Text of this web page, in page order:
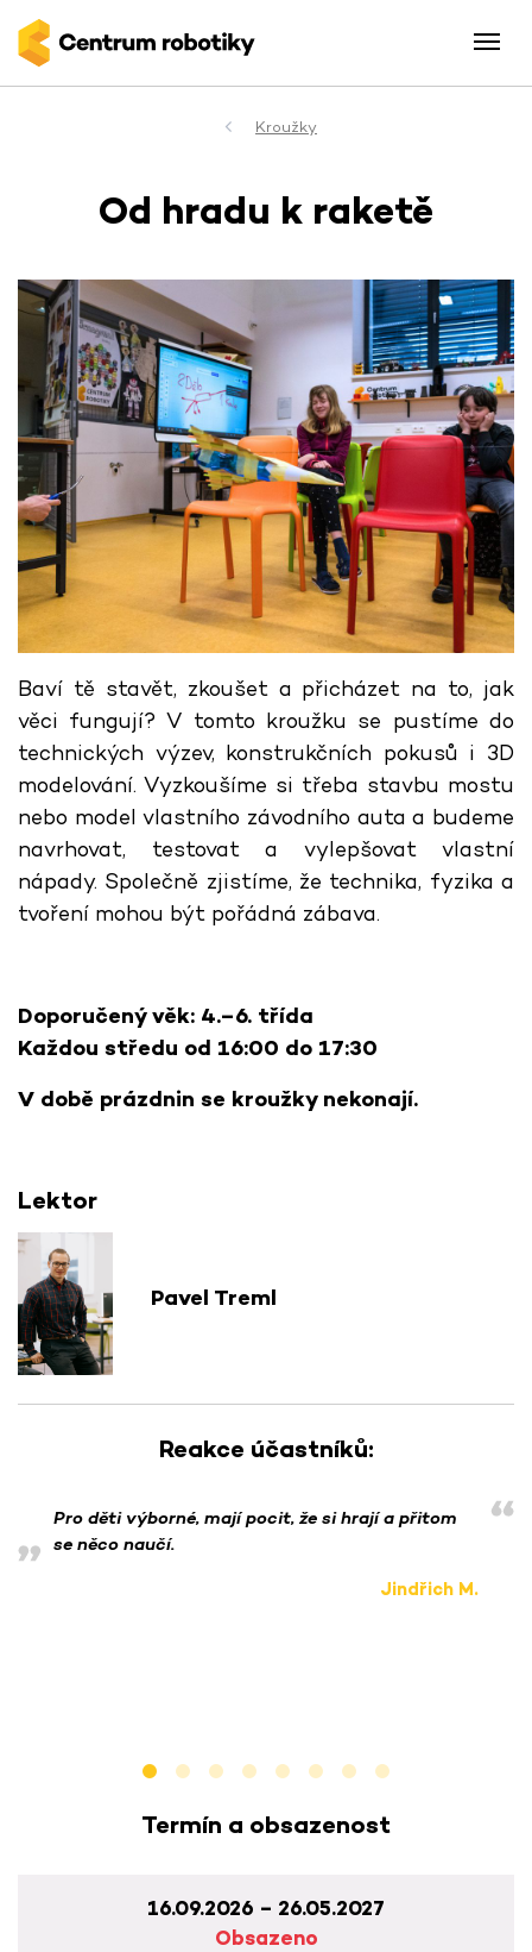
Kroužky
Od hradu k raketě
Baví tě stavět, zkoušet a přicházet na to, jak
věci fungují? V tomto kroužku se pustíme do
technických výzev, konstrukčních pokusů i 3D
modelování. Vyzkoušíme si třeba stavbu mostu
nebo model vlastního závodního auta a budeme
navrhovat, testovat a vylepšovat vlastní
nápady. Společně zjistíme, že technika, fyzika a
tvoření mohou být pořádná zábava.
Doporučený věk: 4.–6. třída
Každou středu od 16:00 do 17:30
V době prázdnin se kroužky nekonají.
Lektor
Pavel Treml
Reakce účastníků:
Pro děti výborné, mají pocit, že si hrají a přitom
se něco naučí.
Jindřich M.
Termín a obsazenost
16.09.2026 – 26.05.2027
Obsazeno